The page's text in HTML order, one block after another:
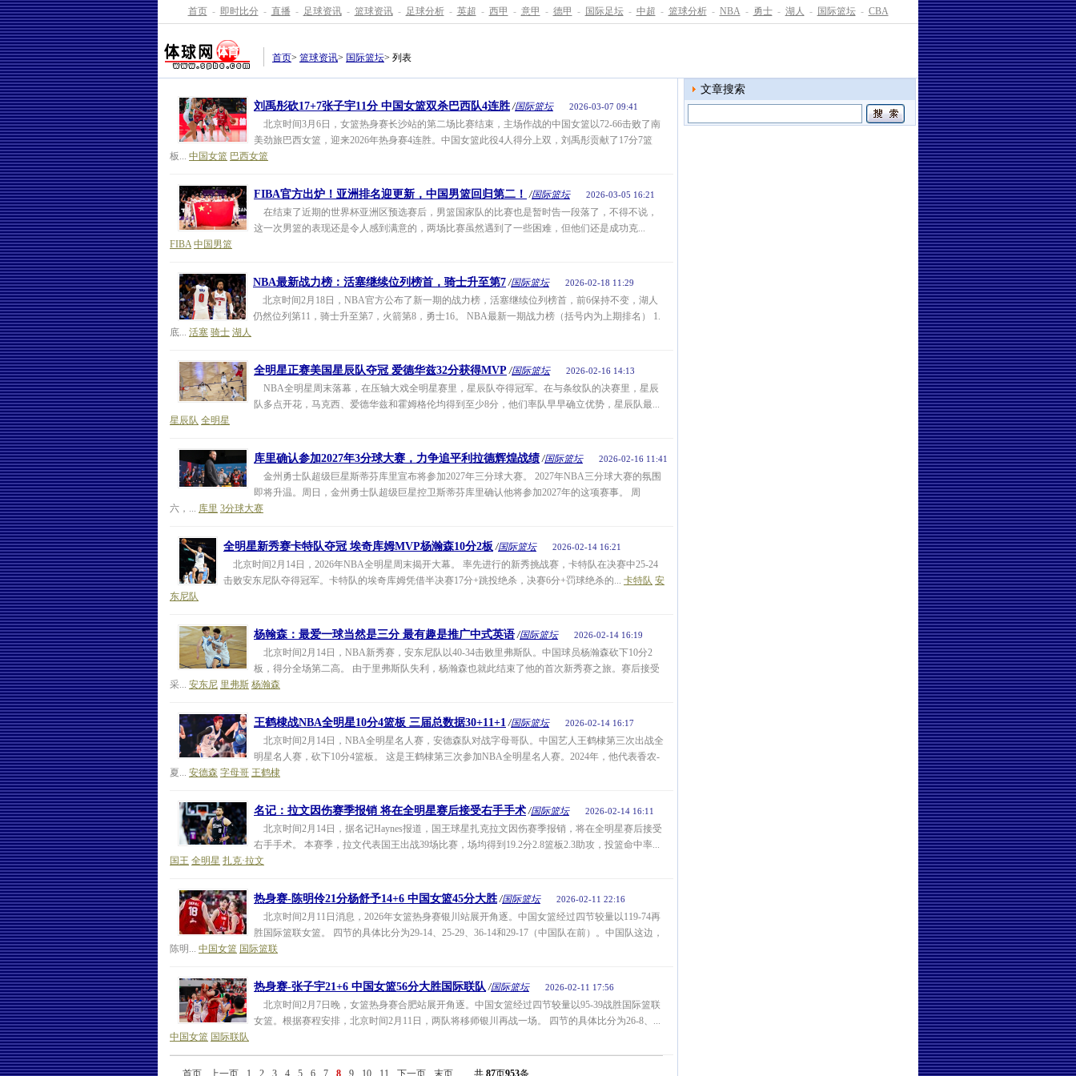
首页 - 即时比分 - 直播 - 足球资讯 - 篮球资讯 - 足球分析 - 英超 - 西甲 - 意甲 - 德甲 - 国际足坛 - 中超 - 篮球分析 - NBA - 勇士 - 湖人 - 国际篮坛 - CBA
首页> 篮球资讯> 国际篮坛> 列表
刘禹彤砍17+7张子宇11分 中国女篮双杀巴西队4连胜 /国际篮坛 2026-03-07 09:41
北京时间3月6日，女篮热身赛长沙站的第二场比赛结束，主场作战的中国女篮以72-66击败了南
美劲旅巴西女篮，迎来2026年热身赛4连胜。中国女篮此役4人得分上双，刘禹彤贡献了17分7篮
板... 中国女篮 巴西女篮
FIBA官方出炉！亚洲排名迎更新，中国男篮回归第二！ /国际篮坛 2026-03-05 16:21
在结束了近期的世界杯亚洲区预选赛后，男篮国家队的比赛也是暂时告一段落了，不得不说，
这一次男篮的表现还是令人感到满意的，两场比赛虽然遇到了一些困难，但他们还是成功克...
FIBA 中国男篮
NBA最新战力榜：活塞继续位列榜首，骑士升至第7 /国际篮坛 2026-02-18 11:29
北京时间2月18日，NBA官方公布了新一期的战力榜，活塞继续位列榜首，前6保持不变，湖人
仍然位列第11，骑士升至第7，火箭第8，勇士16。 NBA最新一期战力榜（括号内为上期排名） 1.
底... 活塞 骑士 湖人
全明星正赛美国星辰队夺冠 爱德华兹32分获得MVP /国际篮坛 2026-02-16 14:13
NBA全明星周末落幕，在压轴大戏全明星赛里，星辰队夺得冠军。在与条纹队的决赛里，星辰
队多点开花，马克西、爱德华兹和霍姆格伦均得到至少8分，他们率队早早确立优势，星辰队最...
星辰队 全明星
库里确认参加2027年3分球大赛，力争追平利拉德辉煌战绩 /国际篮坛 2026-02-16 11:41
金州勇士队超级巨星斯蒂芬库里宣布将参加2027年三分球大赛。 2027年NBA三分球大赛的氛围
即将升温。周日，金州勇士队超级巨星控卫斯蒂芬库里确认他将参加2027年的这项赛事。 周
六，... 库里 3分球大赛
全明星新秀赛卡特队夺冠 埃奇库姆MVP杨瀚森10分2板 /国际篮坛 2026-02-14 16:21
北京时间2月14日，2026年NBA全明星周末揭开大幕。 率先进行的新秀挑战赛，卡特队在决赛中25-24
击败安东尼队夺得冠军。卡特队的埃奇库姆凭借半决赛17分+跳投绝杀，决赛6分+罚球绝杀的... 卡特队 安
东尼队
杨翰森：最爱一球当然是三分 最有趣是推广中式英语 /国际篮坛 2026-02-14 16:19
北京时间2月14日，NBA新秀赛，安东尼队以40-34击败里弗斯队。中国球员杨瀚森砍下10分2
板，得分全场第二高。 由于里弗斯队失利，杨瀚森也就此结束了他的首次新秀赛之旅。赛后接受
采... 安东尼 里弗斯 杨瀚森
王鹤棣战NBA全明星10分4篮板 三届总数据30+11+1 /国际篮坛 2026-02-14 16:17
北京时间2月14日，NBA全明星名人赛，安德森队对战字母哥队。中国艺人王鹤棣第三次出战全
明星名人赛，砍下10分4篮板。 这是王鹤棣第三次参加NBA全明星名人赛。2024年，他代表香农-
夏... 安德森 字母哥 王鹤棣
名记：拉文因伤赛季报销 将在全明星赛后接受右手手术 /国际篮坛 2026-02-14 16:11
北京时间2月14日，据名记Haynes报道，国王球星扎克拉文因伤赛季报销，将在全明星赛后接受
右手手术。 本赛季，拉文代表国王出战39场比赛，场均得到19.2分2.8篮板2.3助攻，投篮命中率...
国王 全明星 扎克·拉文
热身赛-陈明伶21分杨舒予14+6 中国女篮45分大胜 /国际篮坛 2026-02-11 22:16
北京时间2月11日消息，2026年女篮热身赛银川站展开角逐。中国女篮经过四节较量以119-74再
胜国际篮联女篮。 四节的具体比分为29-14、25-29、36-14和29-17（中国队在前）。中国队这边，
陈明... 中国女篮 国际篮联
热身赛-张子宇21+6 中国女篮56分大胜国际联队 /国际篮坛 2026-02-11 17:56
北京时间2月7日晚，女篮热身赛合肥站展开角逐。中国女篮经过四节较量以95-39战胜国际篮联
女篮。根据赛程安排，北京时间2月11日，两队将移师银川再战一场。 四节的具体比分为26-8、...
中国女篮 国际联队
首页 上一页 1 2 3 4 5 6 7 8 9 10 11 下一页 末页 共 87页953条
文章搜索